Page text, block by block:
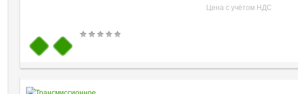
Цена с учётом НДС